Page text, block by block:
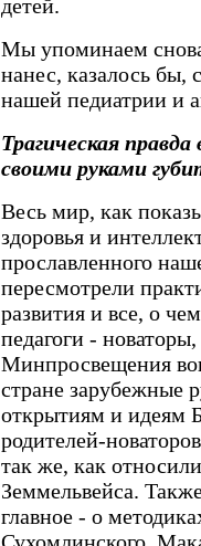
детей.
Мы упоминаем
нанес, казалось бы,
нашей педиатрии и
Трагическая
своими руками
Весь мир, как
здоровья и
прославленного
пересмотрели
развития и все, о
педагоги -
Минпросвещения
стране зарубежные
открытиям и идеям
родителей-
так же, как
Земмельвейса.
главное - о